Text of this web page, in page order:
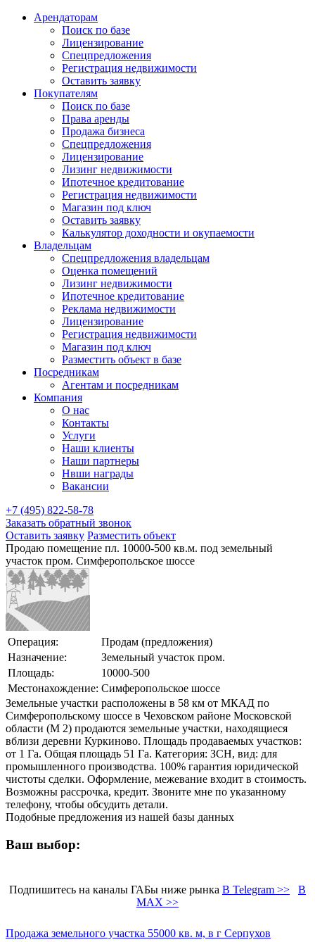
Арендаторам
Поиск по базе
Лицензирование
Спецпредложения
Регистрация недвижимости
Оставить заявку
Покупателям
Поиск по базе
Права аренды
Продажа бизнеса
Спецпредложения
Лицензирование
Лизинг недвижимости
Ипотечное кредитование
Регистрация недвижимости
Магазин под ключ
Оставить заявку
Калькулятор доходности и окупаемости
Владельцам
Спецпредложения владельцам
Оценка помещений
Лизинг недвижимости
Ипотечное кредитование
Реклама недвижимости
Лицензирование
Регистрация недвижимости
Магазин под ключ
Разместить объект в базе
Посредникам
Агентам и посредникам
Компания
О нас
Контакты
Услуги
Наши клиенты
Наши партнеры
Нвши награды
Вакансии
+7 (495) 822-58-78
Заказать обратный звонок
Оставить заявку Разместить объект
Продаю помещение пл. 10000-500 кв.м. под земельный
участок пром. Симферопольское шоссе
Операция:
Продам (предложения)
Назначение:
Земельный участок пром.
Площадь:
10000-500
Местонахождение: Симферопольское шоссе
Земельные участки расположены в 58 км от МКАД по
Симферопольскому шоссе в Чеховском районе Московской
области (М 2) продаются земельные участки, находящиеся
вблизи деревни Куркиново. Площадь продаваемых участков:
от 1 Га. Общая площадь 51 Га. Категория: ЗСН, вид: для
промышленного производства. 100% гарантия юридической
чистоты сделки. Оформление, межевание входит в стоимость.
Возможны рассрочка, кредит. Звоните мне по указанному
телефону, чтобы обсудить детали.
Подобные предложения из нашей базы данных
Ваш выбор:
Подпишитесь на каналы ГАБы ниже рынка В Telegram >>
В
MAX >>
Продажа земельного участка 55000 кв. м, в г Серпухов